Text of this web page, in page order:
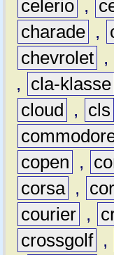
celerio ,
charade ,
chevrolet ,
,
cla-klasse
cloud
, cls
copen
,
corsa ,
courier ,
crossgolf ,